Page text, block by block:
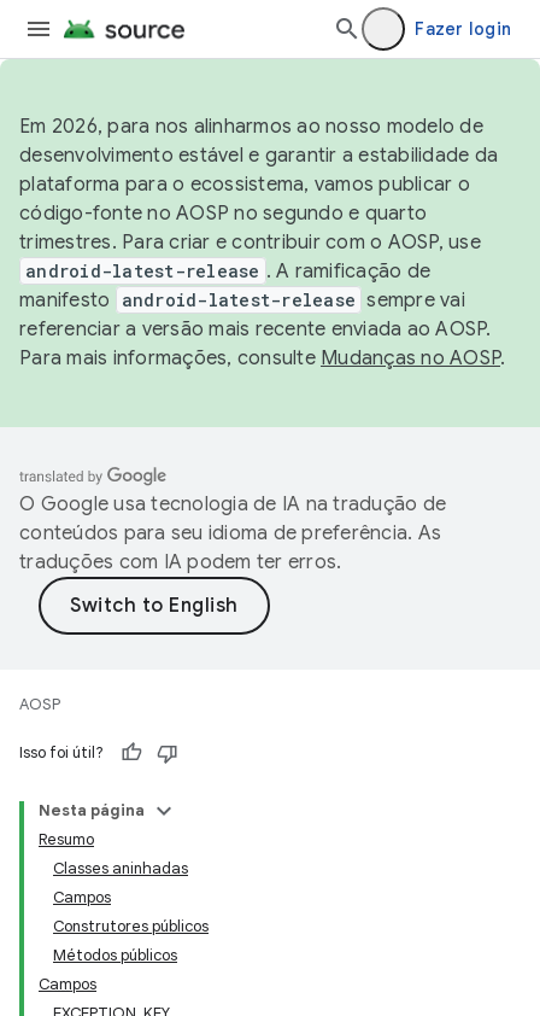
Fazer login
Em 2026, para nos alinharmos ao nosso modelo de
desenvolvimento estável e garantir a estabilidade da
plataforma para o ecossistema, vamos publicar o
código-fonte no AOSP no segundo e quarto
trimestres. Para criar e contribuir com o AOSP, use
android-latest-release . A ramificação de
manifesto
android-latest-release sempre vai
referenciar a versão mais recente enviada ao AOSP.
Para mais informações, consulte Mudanças no AOSP.
O Google usa tecnologia de IA na tradução de
conteúdos para seu idioma de preferência. As
traduções com IA podem ter erros.
AOSP
Isso foi útil?
Nesta página
Resumo
Classes aninhadas
Campos
Construtores públicos
Métodos públicos
Campos